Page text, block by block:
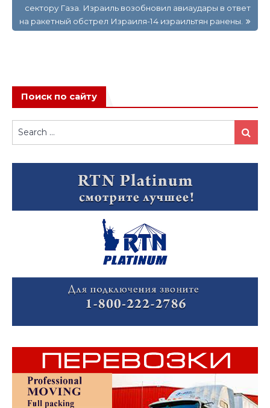
сектору Газа. Израиль возобновил авиаудары в ответ
на ракетный обстрел Израиля-14 израильтян ранены.
Поиск по сайту
Search
for:
Search